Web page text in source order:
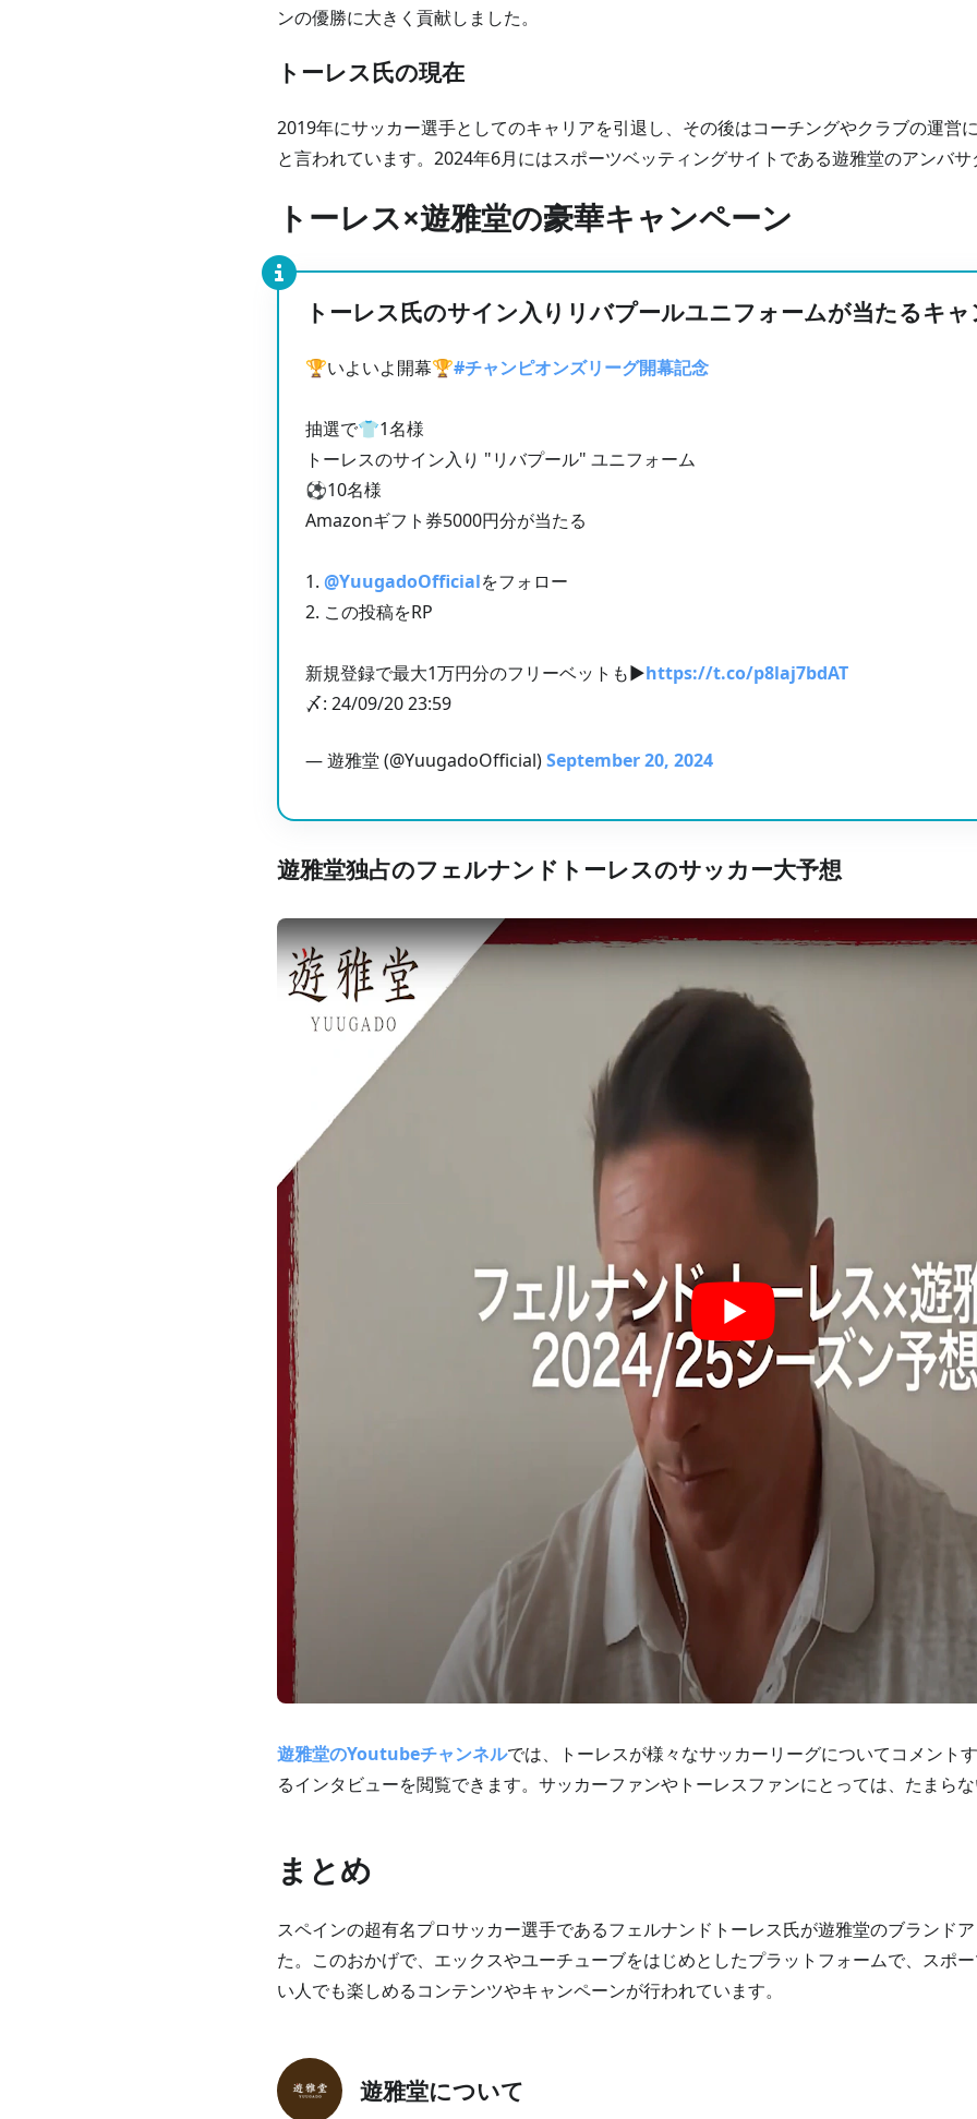
ンの優勝に大きく貢献しました。
トーレス氏の現在
2019年にサッカー選手としてのキャリアを引退し、その後はコーチングやクラブの運営
と言われています。2024年6月にはスポーツベッティングサイトである遊雅堂のアンバ
トーレス×遊雅堂の豪華キャンペーン
トーレス氏のサイン入りリバプールユニフォームが当たるキ
🏆いよいよ開幕🏆#チャンピオンズリーグ開幕記念
抽選で👕1名様
トーレスのサイン入り "リバプール" ユニフォーム
⚽️10名様
Amazonギフト券5000円分が当たる
1. @YuugadoOfficialをフォロー
2. この投稿をRP
新規登録で最大1万円分のフリーベットも▶️https://t.co/p8laj7bdAT
〆: 24/09/20 23:59
— 遊雅堂 (@YuugadoOfficial)September 20, 2024
遊雅堂独占のフェルナンドトーレスのサッカー大予想
遊雅堂のYoutubeチャンネルでは、トーレスが様々なサッカーリーグについてコメント
るインタビューを閲覧できます。サッカーファンやトーレスファンにとっては、たまら
まとめ
スペインの超有名プロサッカー選手であるフェルナンドトーレス氏が遊雅堂のブランド
た。このおかげで、エックスやユーチューブをはじめとしたプラットフォームで、スポ
い人でも楽しめるコンテンツやキャンペーンが行われています。
遊雅堂について